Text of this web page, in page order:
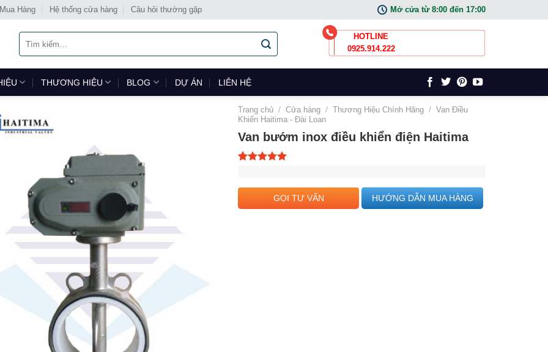
Hàng Hệ thống cửa hàng Câu hỏi thường gặp Mở cửa từ 8:00 đến 17:00
Tìm
kiếm:
HOTLINE
0925.914.222
THƯƠNG HIỆU BLOG DỰ ÁN LIÊN HỆ
Trang chủ / Cửa hàng / Thương Hiệu Chính Hãng / Van Điều
Khiển Haitima - Đài Loan
Van bướm inox điều khiển điện Haitima
đánh giá
GỌI TƯ VẤN
HƯỚNG DẪN MUA HÀNG